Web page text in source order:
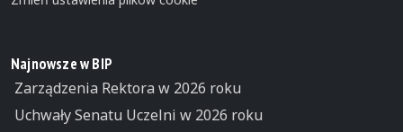
Najnowsze w BIP
Zarządzenia Rektora w 2026 roku
Uchwały Senatu Uczelni w 2026 roku